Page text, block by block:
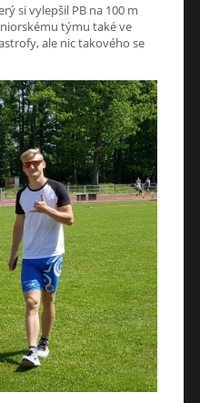
si vylepšil PB na 100 m
týmu také ve
ale nic takového se